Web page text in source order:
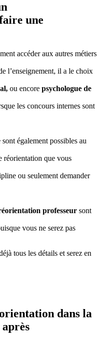
une
accéder aux autres métiers
l’enseignement, il a le choix
ou encore psychologue de
les concours internes sont
également possibles au
réorientation que vous
ou seulement demander
professeur sont
vous ne serez pas
tous les détails et serez en
dans la